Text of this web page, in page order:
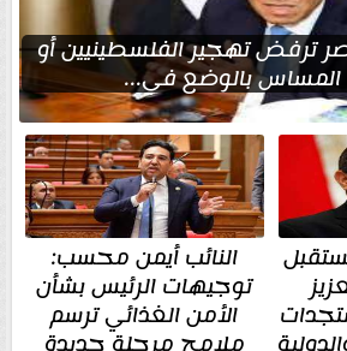
ترفض تهجير الفلسطينيين أو
المساس بالوضع في...
النائب أيمن محسب:
توجيهات الرئيس بشأن
الأمن الغذائي ترسم